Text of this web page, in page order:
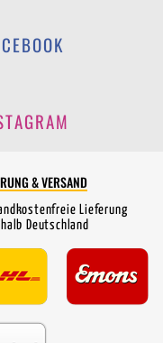
& VERSAND
Lieferung
Deutschland